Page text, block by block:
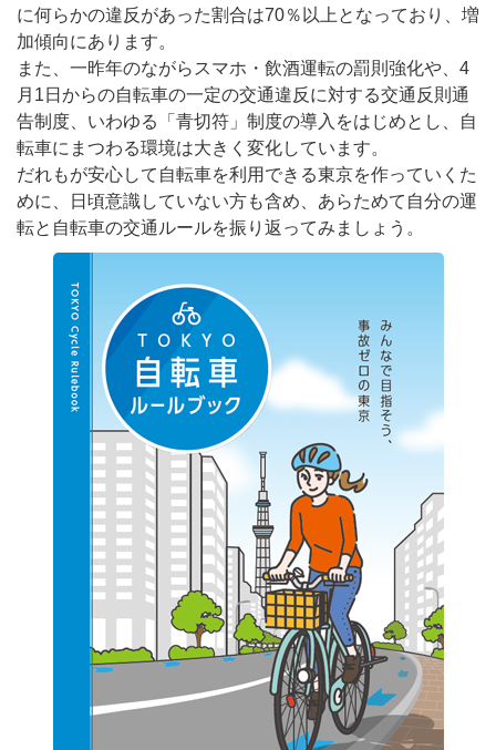
に何らかの違反があった割合は70％以上となっており、増
加傾向にあります。
また、一昨年のながらスマホ・飲酒運転の罰則強化や、4
月1日からの自転車の一定の交通違反に対する交通反則通
告制度、いわゆる「青切符」制度の導入をはじめとし、自
転車にまつわる環境は大きく変化しています。
だれもが安心して自転車を利用できる東京を作っていくた
めに、日頃意識していない方も含め、あらためて自分の運
転と自転車の交通ルールを振り返ってみましょう。